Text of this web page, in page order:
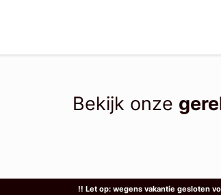
Bekijk onze
!! Let op: wegens vakantie gesloten